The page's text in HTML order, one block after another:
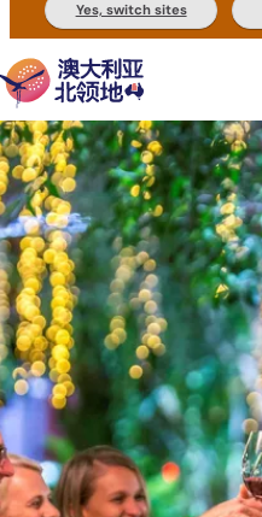
Yes, switch sites
主
导
航
景
点
最
受
欢
迎
目
的
地
达
尔
文
爱
丽
斯
泉
乌
鲁
鲁
卡
卡
杜
国
家
公
园
李
治
菲
特
国
家
公
园
瓦
塔
卡
国
家
公
园
提
维
群
岛
东
阿
纳
姆
地
马
塔
兰
卡
温
泉
池
尼
特
米
鲁
克
国
家
公
园
卡
鲁
卡
鲁
/
魔
鬼
大
理
石
保
护
区
马
古
克
瀑
布
茨
奥
里
查
/
西
麦
克
唐
纳
国
家
公
园
体
验
旅
行
者
住
民
文
化
体
验
美
食
攻
略
节
庆
与
活
动
户
外
和
探
险
自
然
和
野
生
动
植
物
历
史
和
遗
产
钓
鱼
高
端
旅
游
露
营
和
豪
华
野
营
旅
行
灵
感
规
划
和
预
住
宿
导
游
陪
同
旅
程
租
车
和
交
通
Darwin’s